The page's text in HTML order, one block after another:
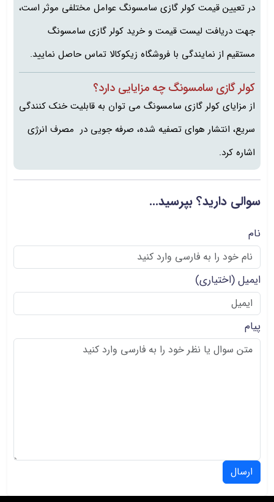
در تعیین قیمت کولر گازی سامسونگ عوامل مختلفی موثر است،
جهت دریافت لیست قیمت و خرید کولر گازی سامسونگ
مستقیم از نمایندگی با فروشگاه زیکوکالا تماس حاصل نمایید.
کولر گازی سامسونگ چه مزایایی دارد؟
از مزایای کولر گازی سامسونگ می توان به قابلیت خنک کنندگی
سریع، انتشار هوای تصفیه شده، صرفه جویی در مصرف انرژی
اشاره کرد.
سوالی دارید؟ بپرسید...
نام
ایمیل(اختیاری)
پیام
ارسال